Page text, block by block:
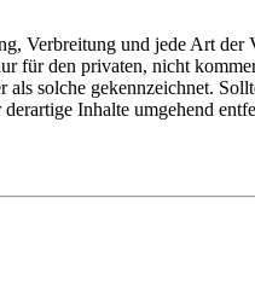
Verbreitung und jede Art der
für den privaten, nicht
solche gekennzeichnet.
Inhalte umgehend